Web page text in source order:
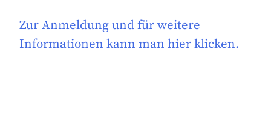
Zur Anmeldung und für weitere
Informationen kann man hier klicken.